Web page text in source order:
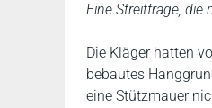
Eine Streitfrage, die
Die Kläger hatten
bebautes
eine Stützmauer